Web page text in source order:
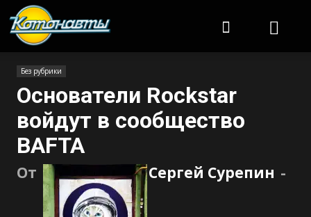
Без рубрики
Основатели Rockstar
войдут в сообщество
BAFTA
От Сергей Сурепин -